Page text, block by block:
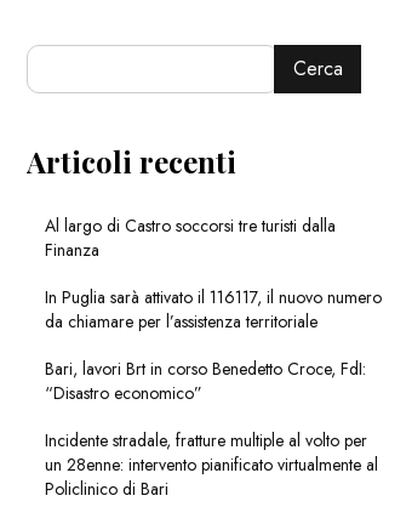
Cerca
Articoli recenti
Al largo di Castro soccorsi tre turisti dalla
Finanza
In Puglia sarà attivato il 116117, il nuovo numero
da chiamare per l’assistenza territoriale
Bari, lavori Brt in corso Benedetto Croce, FdI:
“Disastro economico”
Incidente stradale, fratture multiple al volto per
un 28enne: intervento pianificato virtualmente al
Policlinico di Bari